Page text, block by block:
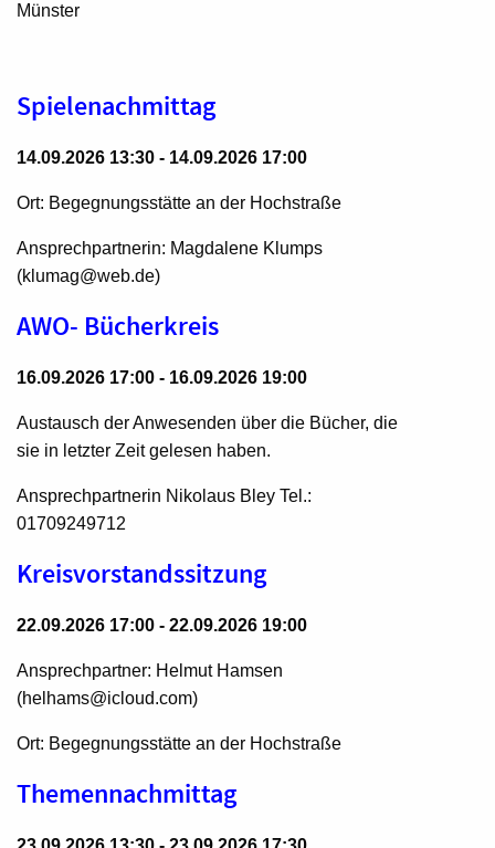
Münster
Spielenachmittag
14.09.2026 13:30 - 14.09.2026 17:00
Ort: Begegnungsstätte an der Hochstraße
Ansprechpartnerin: Magdalene Klumps
(klumag@web.de)
AWO- Bücherkreis
16.09.2026 17:00 - 16.09.2026 19:00
Austausch der Anwesenden über die Bücher, die
sie in letzter Zeit gelesen haben.
Ansprechpartnerin Nikolaus Bley Tel.:
01709249712
Kreisvorstandssitzung
22.09.2026 17:00 - 22.09.2026 19:00
Ansprechpartner: Helmut Hamsen
(helhams@icloud.com)
Ort: Begegnungsstätte an der Hochstraße
Themennachmittag